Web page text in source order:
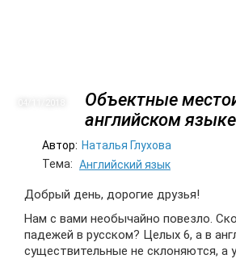
Объектные
английском языке
Автор: Наталья Глухова
Тема: Английский язык
Добрый день, дорогие друзья!
Нам с вами необычайно повезло.
падежей в русском? Целых 6, а в
существительные не склоняются, а